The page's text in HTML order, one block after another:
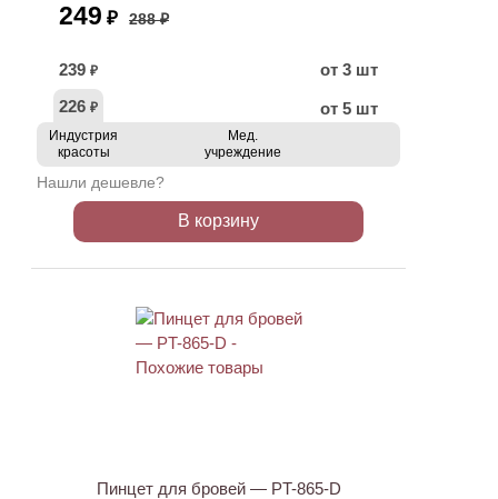
249 ₽ 288 ₽
239 ₽
от 3 шт
226 ₽ от 5 шт
Индустрия
красоты
Мед.
учреждение
Нашли дешевле?
В корзину
Пинцет для бровей — PT-865-D